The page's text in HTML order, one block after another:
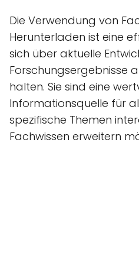
Die Verwendung von
Herunterladen ist eine
sich über aktuelle
Forschungsergebnisse
halten. Sie sind eine
Informationsquelle für
spezifische Themen
Fachwissen erweitern